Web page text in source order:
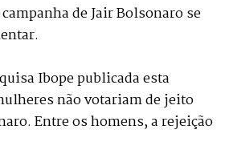
de Jair Bolsonaro se
Ibope publicada esta
não votariam de jeito
Entre os homens, a rejeição